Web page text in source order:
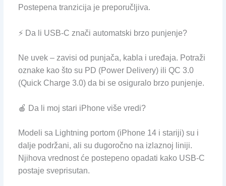
Postepena tranzicija je preporučljiva.
⚡ Da li USB-C znači automatski brzo punjenje?
Ne uvek – zavisi od punjača, kabla i uređaja. Potraži
oznake kao što su PD (Power Delivery) ili QC 3.0
(Quick Charge 3.0) da bi se osiguralo brzo punjenje.
🍎 Da li moj stari iPhone više vredi?
Modeli sa Lightning portom (iPhone 14 i stariji) su i
dalje podržani, ali su dugoročno na izlaznoj liniji.
Njihova vrednost će postepeno opadati kako USB-C
postaje sveprisutan.